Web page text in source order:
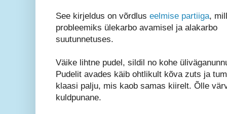
See kirjeldus on võrdlus eelmise partiiga,
probleemiks ülekarbo avamisel ja alakarbo
suutunnetuses.
Väike lihtne pudel, sildil no kohe
Pudelit avades käib ohtlikult kõva zuts ja
klaasi palju, mis kaob samas kiirelt. Õlle
kuldpunane.